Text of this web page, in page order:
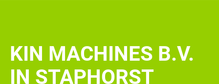
KIN MACHINES B.V.
IN STAPHORST